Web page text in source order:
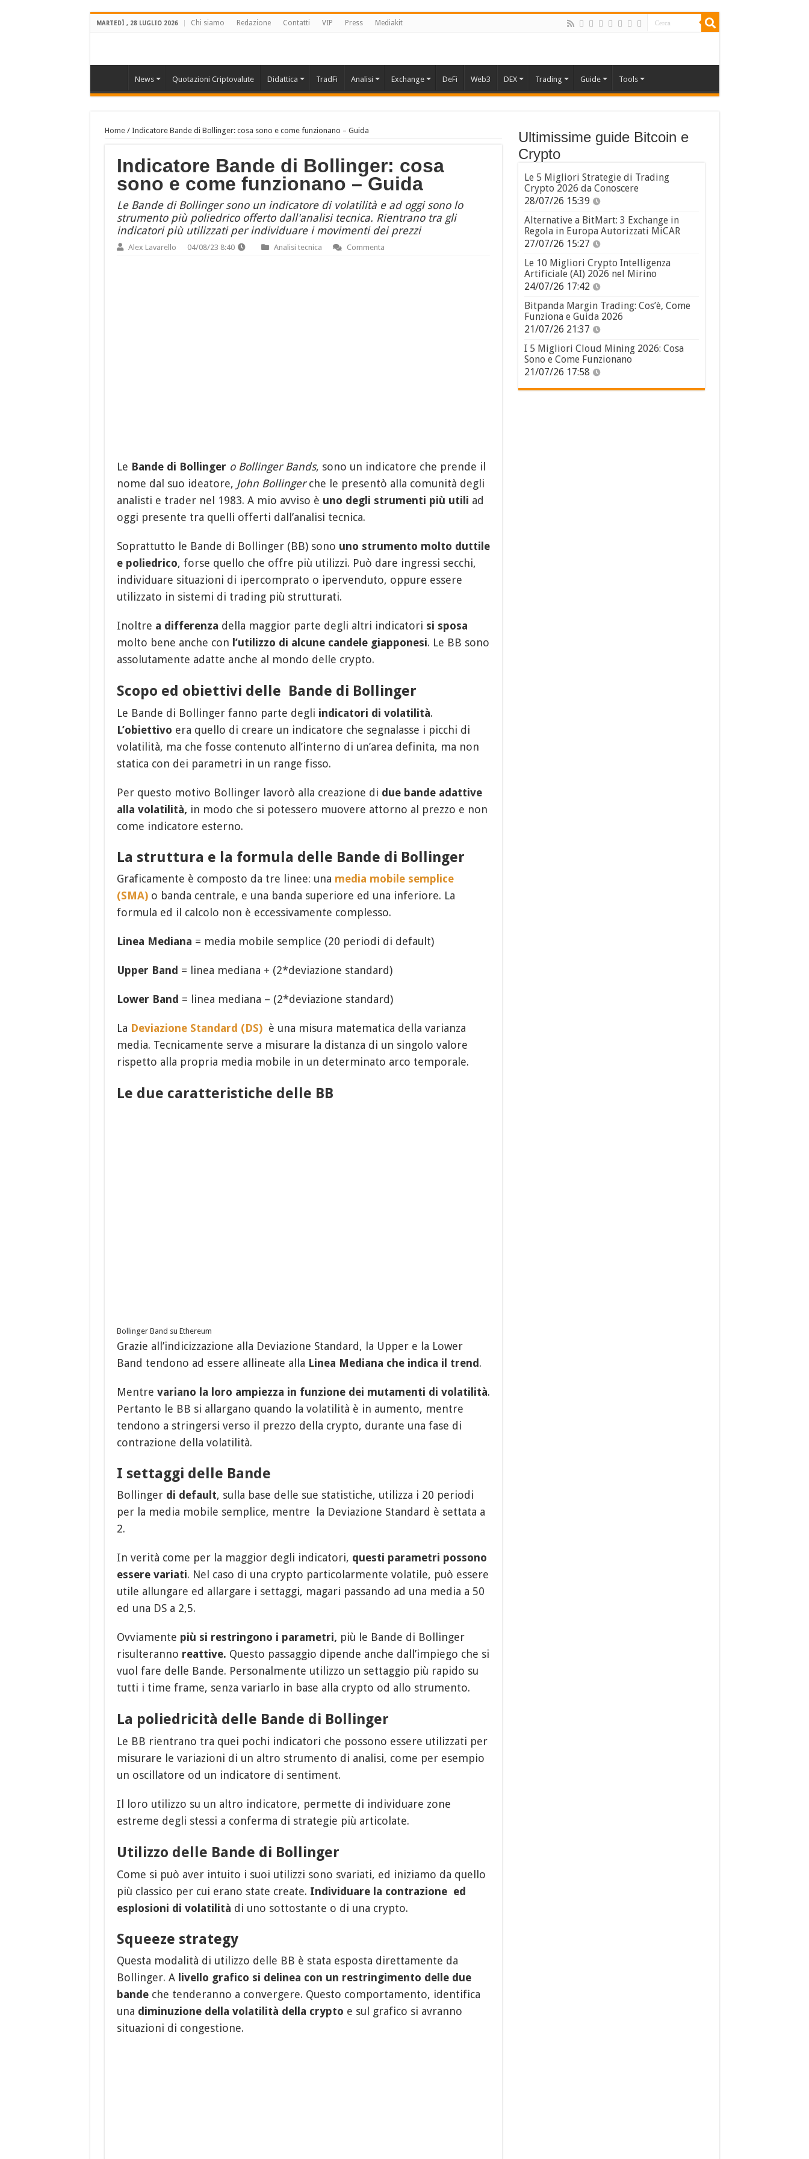
MARTEDÌ , 28 LUGLIO 2026 Chi siamo Redazione Contatti VIP Press Mediakit
News Quotazioni Criptovalute Didattica TradFi Analisi Exchange DeFi Web3 DEX Trading Guide Tools
Home/ Indicatore Bande di Bollinger: cosa sono e come funzionano – Guida
Indicatore Bande di Bollinger: cosa
sono e come funzionano – Guida
Le Bande di Bollinger sono un indicatore di volatilità e ad oggi sono lo
strumento più poliedrico offerto dall'analisi tecnica. Rientrano tra gli
indicatori più utilizzati per individuare i movimenti dei prezzi
Alex Lavarello 04/08/23 8:40 Analisi tecnica Commenta
Le Bande di Bollinger o Bollinger Bands, sono un indicatore che prende il
nome dal suo ideatore, John Bollingerche le presentò alla comunità degli
analisti e trader nel 1983. A mio avviso è uno degli strumenti più utili ad
oggi presente tra quelli offerti dall’analisi tecnica.
Soprattutto le Bande di Bollinger (BB) sono uno strumento molto duttile
e poliedrico, forse quello che offre più utilizzi. Può dare ingressi secchi,
individuare situazioni di ipercomprato o ipervenduto, oppure essere
utilizzato in sistemi di trading più strutturati.
Inoltre a differenza della maggior parte degli altri indicatori si sposa
molto bene anche con l’utilizzo di alcune candele giapponesi. Le BB sono
assolutamente adatte anche al mondo delle crypto.
Scopo ed obiettivi delle Bande di Bollinger
Le Bande di Bollinger fanno parte degli indicatori di volatilità.
L’obiettivo era quello di creare un indicatore che segnalasse i picchi di
volatilità, ma che fosse contenuto all’interno di un’area definita, ma non
statica con dei parametri in un range fisso.
Per questo motivo Bollinger lavorò alla creazione di due bande adattive
alla volatilità, in modo che si potessero muovere attorno al prezzo e non
come indicatore esterno.
La struttura e la formula delle Bande di Bollinger
Graficamente è composto da tre linee: una media mobile semplice
(SMA)o banda centrale, e una banda superiore ed una inferiore. La
formula ed il calcolo non è eccessivamente complesso.
Linea Mediana = media mobile semplice (20 periodi di default)
Upper Band = linea mediana + (2*deviazione standard)
Lower Band = linea mediana – (2*deviazione standard)
La Deviazione Standard (DS)è una misura matematica della varianza
media. Tecnicamente serve a misurare la distanza di un singolo valore
rispetto alla propria media mobile in un determinato arco temporale.
Le due caratteristiche delle BB
Bollinger Band su Ethereum
Grazie all’indicizzazione alla Deviazione Standard, la Upper e la Lower
Band tendono ad essere allineate alla Linea Mediana che indica il trend.
Mentre variano la loro ampiezza in funzione dei mutamenti di volatilità.
Pertanto le BB si allargano quando la volatilità è in aumento, mentre
tendono a stringersi verso il prezzo della crypto, durante una fase di
contrazione della volatilità.
I settaggi delle Bande
Bollinger di default, sulla base delle sue statistiche, utilizza i 20 periodi
per la media mobile semplice, mentre la Deviazione Standard è settata a
2.
In verità come per la maggior degli indicatori, questi parametri possono
essere variati. Nel caso di una crypto particolarmente volatile, può essere
utile allungare ed allargare i settaggi, magari passando ad una media a 50
ed una DS a 2,5.
Ovviamente più si restringono i parametri, più le Bande di Bollinger
risulteranno reattive. Questo passaggio dipende anche dall’impiego che si
vuol fare delle Bande. Personalmente utilizzo un settaggio più rapido su
tutti i time frame, senza variarlo in base alla crypto od allo strumento.
La poliedricità delle Bande di Bollinger
Le BB rientrano tra quei pochi indicatori che possono essere utilizzati per
misurare le variazioni di un altro strumento di analisi, come per esempio
un oscillatore od un indicatore di sentiment.
Il loro utilizzo su un altro indicatore, permette di individuare zone
estreme degli stessi a conferma di strategie più articolate.
Utilizzo delle Bande di Bollinger
Come si può aver intuito i suoi utilizzi sono svariati, ed iniziamo da quello
più classico per cui erano state create. Individuare la contrazione ed
esplosioni di volatilità di uno sottostante o di una crypto.
Squeeze strategy
Questa modalità di utilizzo delle BB è stata esposta direttamente da
Bollinger. A livello grafico si delinea con un restringimento delle due
bandeche tenderanno a convergere. Questo comportamento, identifica
una diminuzione della volatilità della crypto e sul grafico si avranno
situazioni di congestione.
Ultimissime guide Bitcoin e
Crypto
Le 5 Migliori Strategie di Trading
Crypto 2026 da Conoscere
28/07/26 15:39
Alternative a BitMart: 3 Exchange in
Regola in Europa Autorizzati MiCAR
27/07/26 15:27
Le 10 Migliori Crypto Intelligenza
Artificiale (AI) 2026 nel Mirino
24/07/26 17:42
Bitpanda Margin Trading: Cos’è, Come
Funziona e Guida 2026
21/07/26 21:37
I 5 Migliori Cloud Mining 2026: Cosa
Sono e Come Funzionano
21/07/26 17:58